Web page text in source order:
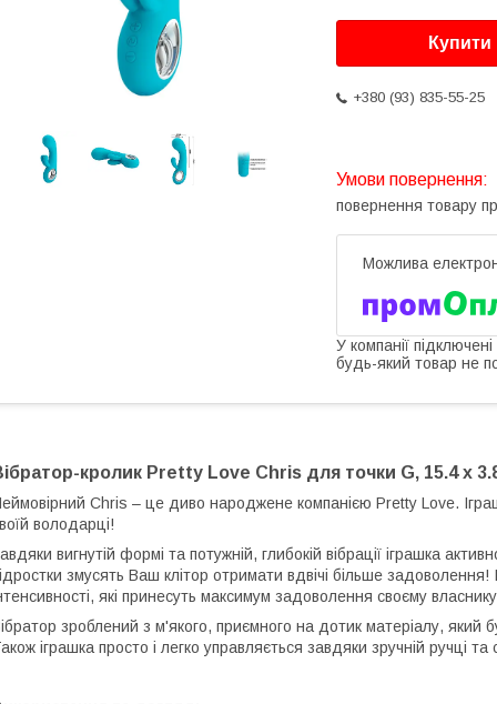
Купити
+380 (93) 835-55-25
повернення товару
У компанії
будь-який товар не
кролик Pretty Love Chris для точки G, 15.4 х
Chris – це диво народжене компанією Pretty Love.
володарці!
вигнутій формі та потужній, глибокій вібрації іграшка
змусять Ваш клітор отримати вдвічі більше задоволення!
які принесуть максимум задоволення своєму
зроблений з м'якого, приємного на дотик матеріалу, який
іграшка просто і легко управляється завдяки зручній ручці